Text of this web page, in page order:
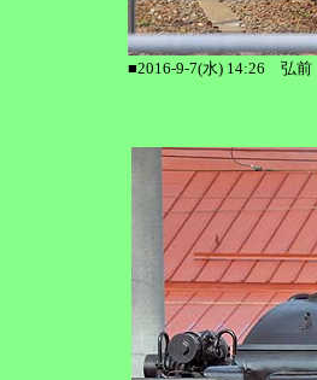
■2016-9-7(水) 14:26 弘前